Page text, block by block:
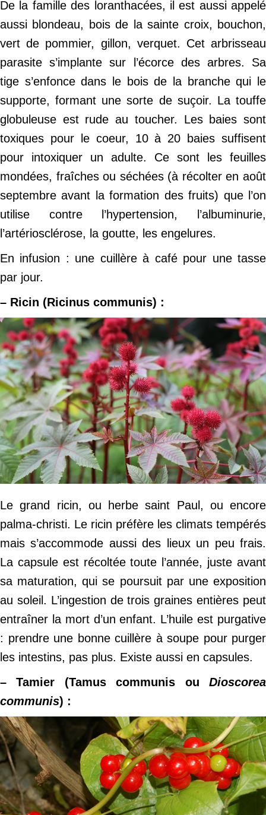
De la famille des loranthacées, il est aussi appelé
aussi blondeau, bois de la sainte croix, bouchon,
vert de pommier, gillon, verquet. Cet arbrisseau
parasite s’implante sur l’écorce des arbres. Sa
tige s’enfonce dans le bois de la branche qui le
supporte, formant une sorte de suçoir. La touffe
globuleuse est rude au toucher. Les baies sont
toxiques pour le coeur, 10 à 20 baies suffisent
pour intoxiquer un adulte. Ce sont les feuilles
mondées, fraîches ou séchées (à récolter en août
septembre avant la formation des fruits) que l’on
utilise contre l’hypertension, l’albuminurie,
l’artériosclérose, la goutte, les engelures.
En infusion : une cuillère à café pour une tasse
par jour.
– Ricin (Ricinus communis) :
Le grand ricin, ou herbe saint Paul, ou encore
palma-christi. Le ricin préfère les climats tempérés
mais s’accommode aussi des lieux un peu frais.
La capsule est récoltée toute l’année, juste avant
sa maturation, qui se poursuit par une exposition
au soleil. L’ingestion de trois graines entières peut
entraîner la mort d’un enfant. L’huile est purgative
: prendre une bonne cuillère à soupe pour purger
les intestins, pas plus. Existe aussi en capsules.
– Tamier (Tamus communis ou Dioscorea
communis) :